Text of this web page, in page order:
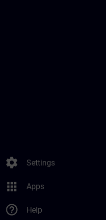
settings Settings
apps Apps
help_outline Help